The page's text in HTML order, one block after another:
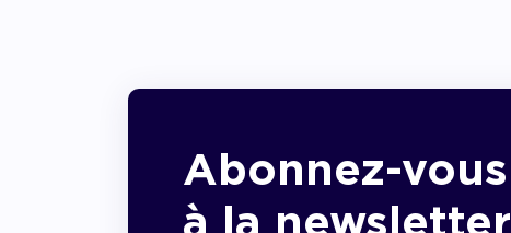
Abonnez-vous
à la newsletter